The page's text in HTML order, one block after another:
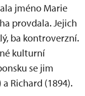
jméno Marie
provdala. Jejich
ba kontroverzní.
kulturní
se jim
Richard (1894).